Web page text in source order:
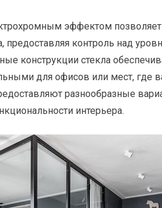
эффектом позволяет
контроль над
конструкции стекла
для офисов или мест, где
разнообразные
интерьера.